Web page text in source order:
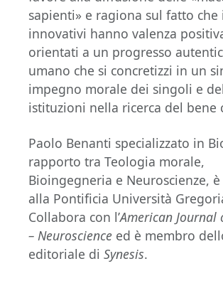
sapienti» e ragiona sul fatto che
innovativi hanno valenza
orientati a un progresso
umano che si concretizzi in un
impegno morale dei singoli e
istituzioni nella ricerca del bene
Paolo Benanti specializzato in
rapporto tra Teologia morale,
Bioingegneria e Neuroscienze,
alla Pontificia Università
Collabora con l’American Journal
– Neuroscience ed è membro
editoriale di Synesis.